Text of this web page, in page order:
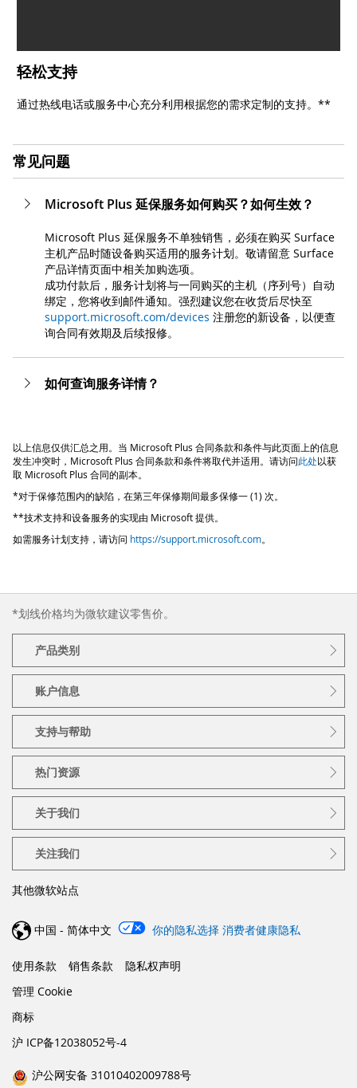
轻松支持
通过热线电话或服务中心充分利用根据您的需求定制的支持。**
常见问题
Microsoft Plus 延保服务如何购买？如何生效？
Microsoft Plus 延保服务不单独销售，必须在购买 Surface
主机产品时随设备购买适用的服务计划。敬请留意 Surface
产品详情页面中相关加购选项。
成功付款后，服务计划将与一同购买的主机（序列号）自动
绑定，您将收到邮件通知。强烈建议您在收货后尽快至
support.microsoft.com/devices 注册您的新设备，以便查
询合同有效期及后续报修。
如何查询服务详情？
以上信息仅供汇总之用。当 Microsoft Plus 合同条款和条件与此页面上的信息
发生冲突时，Microsoft Plus 合同条款和条件将取代并适用。请访问此处以获
取 Microsoft Plus 合同的副本。
*对于保修范围内的缺陷，在第三年保修期间最多保修一 (1) 次。
**技术支持和设备服务的实现由 Microsoft 提供。
如需服务计划支持，请访问 https://support.microsoft.com。
*划线价格均为微软建议零售价。
产品类别
账户信息
支持与帮助
热门资源
关于我们
关注我们
其他微软站点
中国 - 简体中文 你的隐私选择 消费者健康隐私
使用条款 销售条款
隐私权声明
管理 Cookie
商标
沪 ICP备12038052号-4
沪公网安备 31010402009788号